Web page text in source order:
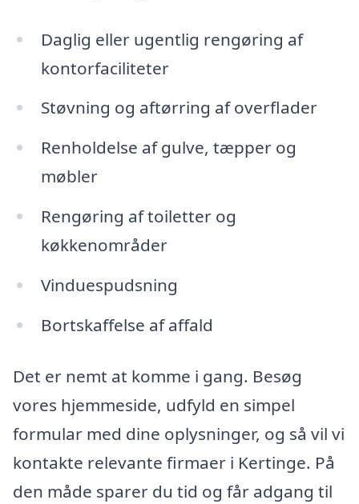
Daglig eller ugentlig rengøring af
kontorfaciliteter
Støvning og aftørring af overflader
Renholdelse af gulve, tæpper og
møbler
Rengøring af toiletter og
køkkenområder
Vinduespudsning
Bortskaffelse af affald
Det er nemt at komme i gang. Besøg
vores hjemmeside, udfyld en simpel
formular med dine oplysninger, og så vil vi
kontakte relevante firmaer i Kertinge. På
den måde sparer du tid og får adgang til